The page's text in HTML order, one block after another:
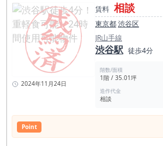
2024年11月24日
賃料 相談
東京都渋谷区
JR山手線
渋谷駅 徒歩4分
階数/面積
1階 / 35.01坪
造作代金
相談
Point